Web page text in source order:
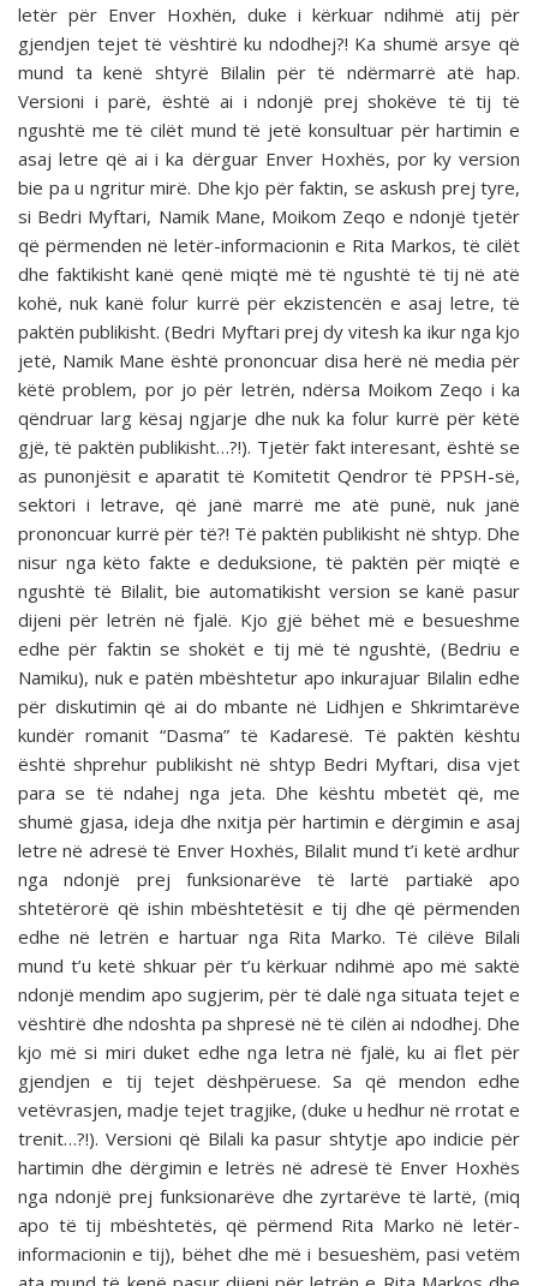
letër për Enver Hoxhën, duke i kërkuar ndihmë atij për
gjendjen tejet të vështirë ku ndodhej?! Ka shumë arsye që
mund ta kenë shtyrë Bilalin për të ndërmarrë atë hap.
Versioni i parë, është ai i ndonjë prej shokëve të tij të
ngushtë me të cilët mund të jetë konsultuar për hartimin e
asaj letre që ai i ka dërguar Enver Hoxhës, por ky version
bie pa u ngritur mirë. Dhe kjo për faktin, se askush prej tyre,
si Bedri Myftari, Namik Mane, Moikom Zeqo e ndonjë tjetër
që përmenden në letër-informacionin e Rita Markos, të cilët
dhe faktikisht kanë qenë miqtë më të ngushtë të tij në atë
kohë, nuk kanë folur kurrë për ekzistencën e asaj letre, të
paktën publikisht. (Bedri Myftari prej dy vitesh ka ikur nga kjo
jetë, Namik Mane është prononcuar disa herë në media për
këtë problem, por jo për letrën, ndërsa Moikom Zeqo i ka
qëndruar larg kësaj ngjarje dhe nuk ka folur kurrë për këtë
gjë, të paktën publikisht…?!). Tjetër fakt interesant, është se
as punonjësit e aparatit të Komitetit Qendror të PPSH-së,
sektori i letrave, që janë marrë me atë punë, nuk janë
prononcuar kurrë për të?! Të paktën publikisht në shtyp. Dhe
nisur nga këto fakte e deduksione, të paktën për miqtë e
ngushtë të Bilalit, bie automatikisht version se kanë pasur
dijeni për letrën në fjalë. Kjo gjë bëhet më e besueshme
edhe për faktin se shokët e tij më të ngushtë, (Bedriu e
Namiku), nuk e patën mbështetur apo inkurajuar Bilalin edhe
për diskutimin që ai do mbante në Lidhjen e Shkrimtarëve
kundër romanit “Dasma” të Kadaresë. Të paktën kështu
është shprehur publikisht në shtyp Bedri Myftari, disa vjet
para se të ndahej nga jeta. Dhe kështu mbetët që, me
shumë gjasa, ideja dhe nxitja për hartimin e dërgimin e asaj
letre në adresë të Enver Hoxhës, Bilalit mund t’i ketë ardhur
nga ndonjë prej funksionarëve të lartë partiakë apo
shtetërorë që ishin mbështetësit e tij dhe që përmenden
edhe në letrën e hartuar nga Rita Marko. Të cilëve Bilali
mund t’u ketë shkuar për t’u kërkuar ndihmë apo më saktë
ndonjë mendim apo sugjerim, për të dalë nga situata tejet e
vështirë dhe ndoshta pa shpresë në të cilën ai ndodhej. Dhe
kjo më si miri duket edhe nga letra në fjalë, ku ai flet për
gjendjen e tij tejet dëshpëruese. Sa që mendon edhe
vetëvrasjen, madje tejet tragjike, (duke u hedhur në rrotat e
trenit…?!). Versioni që Bilali ka pasur shtytje apo indicie për
hartimin dhe dërgimin e letrës në adresë të Enver Hoxhës
nga ndonjë prej funksionarëve dhe zyrtarëve të lartë, (miq
apo të tij mbështetës, që përmend Rita Marko në letër-
informacionin e tij), bëhet dhe më i besueshëm, pasi vetëm